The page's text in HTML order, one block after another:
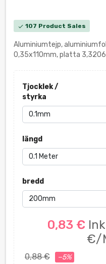
check 107 Product Sales
Aluminiumtejp,
0,35x110mm, platta
Tjocklek /
styrka
längd
bredd
0,83 €
€/
0,88 € −5%